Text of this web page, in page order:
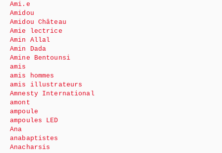
Ami.e
Amidou
Amidou Château
Amie lectrice
Amin Allal
Amin Dada
Amine Bentounsi
amis
amis hommes
amis illustrateurs
Amnesty International
amont
ampoule
ampoules LED
Ana
anabaptistes
Anacharsis